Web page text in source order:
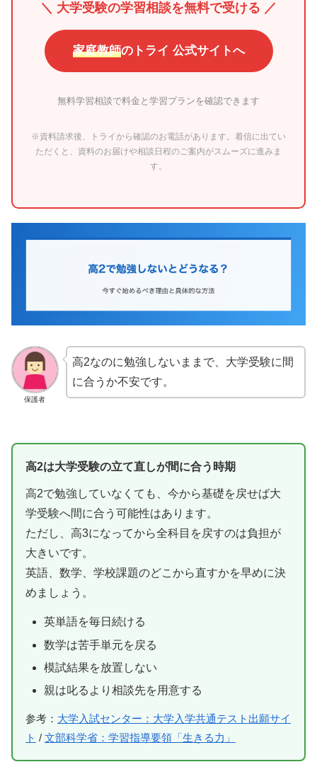
＼ 大学受験の学習相談を無料で受ける ／
家庭教師のトライ 公式サイトへ
無料学習相談で料金と学習プランを確認できます
※資料請求後、トライから確認のお電話があります。着信に出てい
ただくと、資料のお届けや相談日程のご案内がスムーズに進みま
す。
保護者
高2なのに勉強しないままで、大学受験に間
に合うか不安です。
高2は大学受験の立て直しが間に合う時期
高2で勉強していなくても、今から基礎を戻せば大
学受験へ間に合う可能性はあります。
ただし、高3になってから全科目を戻すのは負担が
大きいです。
英語、数学、学校課題のどこから直すかを早めに決
めましょう。
英単語を毎日続ける
数学は苦手単元を戻る
模試結果を放置しない
親は叱るより相談先を用意する
参考： 大学入試センター：大学入学共通テスト出願サイ
ト / 文部科学省：学習指導要領「生きる力」